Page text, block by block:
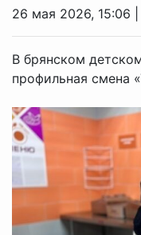
26 мая 2026, 15:06 |
В брянском
профильная смена